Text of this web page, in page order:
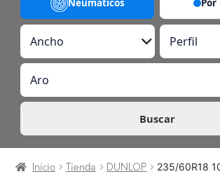
Neumáticos
A
c
o
P
r
i
l
A
o
Buscar
Inicio Tienda DUNLOP
235/60R18